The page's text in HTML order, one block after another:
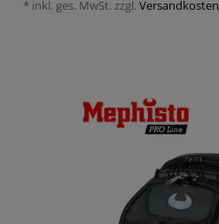
* inkl. ges. MwSt. zzgl.Versandkosten